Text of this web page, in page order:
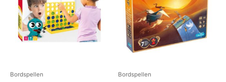
Bordspellen Bordspellen